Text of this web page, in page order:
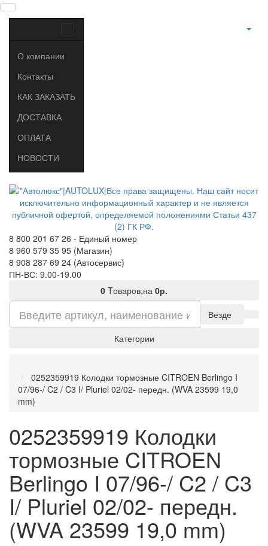
О компании
Контакты
КАК ЗАКАЗАТЬ
ДОСТАВКА
ОПЛАТА
НОВОСТИ
8 800 201 67 26 - Единый номер
8 960 579 35 95 (Магазин)
8 908 287 69 24 (Автосервис)
ПН-ВС: 9.00-19.00
0 Tоваров,на 0р.
Везде
Категории
0252359919 Колодки тормозные CITROEN Berlingo I
07/96-/ C2 / C3 I/ Pluriel 02/02- передн. (WVA 23599 19,0
mm)
0252359919 Колодки
тормозные CITROEN
Berlingo I 07/96-/ C2 / C3
I/ Pluriel 02/02- передн.
(WVA 23599 19,0 mm)